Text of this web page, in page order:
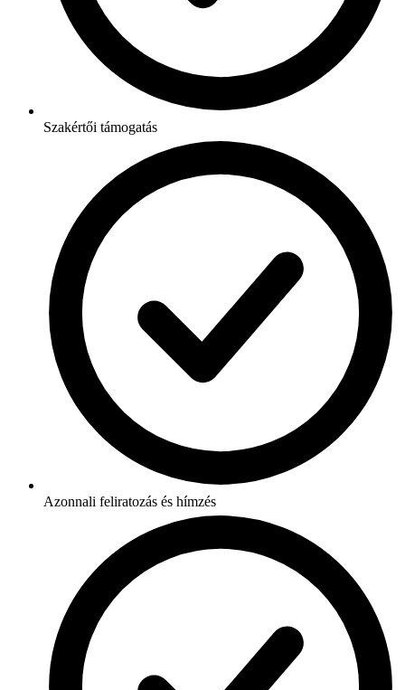
Szakértői támogatás
Azonnali feliratozás és hímzés